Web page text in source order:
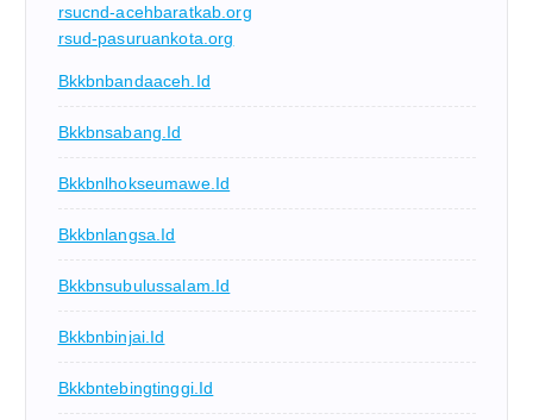
rsucnd-acehbaratkab.org
rsud-pasuruankota.org
Bkkbnbandaaceh.id
Bkkbnsabang.id
Bkkbnlhokseumawe.id
Bkkbnlangsa.id
Bkkbnsubulussalam.id
Bkkbnbinjai.id
Bkkbntebingtinggi.id